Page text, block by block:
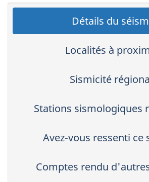
Détails du
Localités à
Sismicité
Stations sismologiques
Avez-vous ressenti ce
Comptes rendu